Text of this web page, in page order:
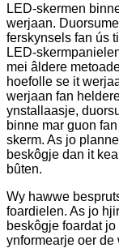
LED-skermen
werjaan.
ferskynsels fan ús
LED-
mei âldere
hoefolle se it
werjaan fan
ynstallaasje,
binne mar guon
skerm. As jo
beskôgje dan it
bûten.
Wy hawwe
foardielen. As jo
beskôgje foardat
ynformearje oer de